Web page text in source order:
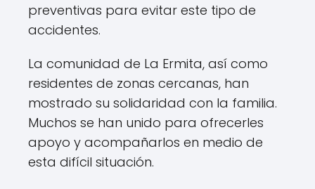
preventivas para evitar este tipo de
accidentes.
La comunidad de La Ermita, así como
residentes de zonas cercanas, han
mostrado su solidaridad con la familia.
Muchos se han unido para ofrecerles
apoyo y acompañarlos en medio de
esta difícil situación.